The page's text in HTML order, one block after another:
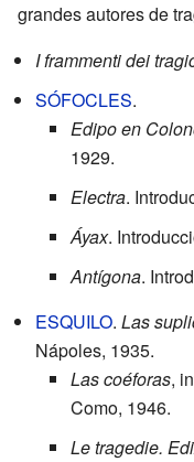
grandes autores de
I frammenti dei
SÓFOCLES.
Edipo en
1929.
Electra.
Áyax.
Antígona.
ESQUILO. Las
Nápoles, 1935.
Las coéforas,
Como, 1946.
Le tragedie.